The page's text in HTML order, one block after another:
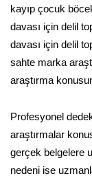
kayıp çocuk
davası için delil
davası için delil
sahte marka
araştırma
Profesyonel
araştırmalar
gerçek belgelere
nedeni ise